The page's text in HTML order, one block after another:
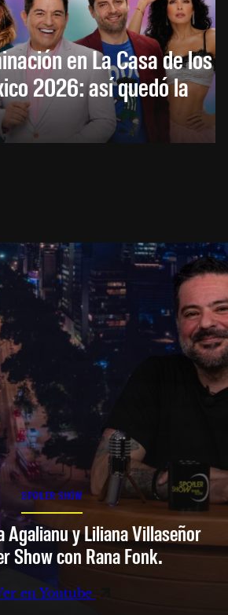
en La Casa de los
2026: así quedó la
SPOILER SHOW
Agalianu y Liliana Villaseñor
Show con Rana Fonk.
en Youtube